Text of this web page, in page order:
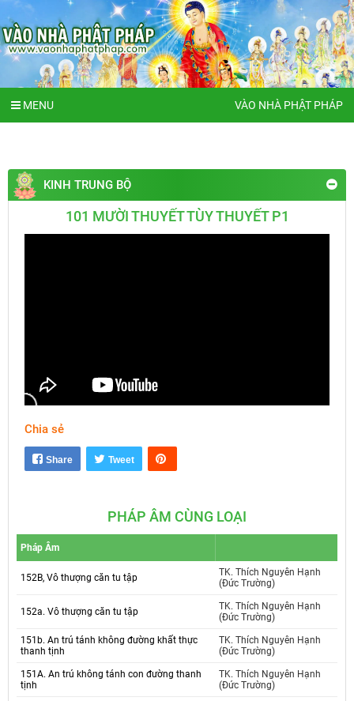
MENU VÀO NHÀ PHẬT PHÁP
KINH TRUNG BỘ
101 MƯỜI THUYẾT TÙY THUYẾT P1
Chia sẻ
Share Tweet
PHÁP ÂM CÙNG LOẠI
Pháp Âm
152B, Vô thượng căn tu tập
TK. Thích Nguyên Hạnh
(Đức Trường)
152a. Vô thượng căn tu tập
TK. Thích Nguyên Hạnh
(Đức Trường)
151b. An trú tánh không đường khất thực
thanh tịnh
TK. Thích Nguyên Hạnh
(Đức Trường)
151A. An trú không tánh con đường thanh
tịnh
TK. Thích Nguyên Hạnh
(Đức Trường)